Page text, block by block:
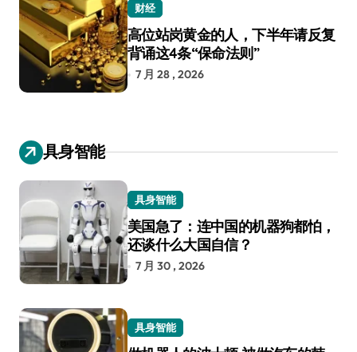
财经
高位站岗黄金的人，下半年请反复
背诵这4条“保命法则”
7 月 28 , 2026
具身智能
具身智能
美国急了：连中国的机器狗都怕，
还谈什么大国自信？
7 月 30 , 2026
具身智能